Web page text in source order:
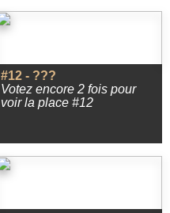
#12 - ???
Votez encore 2 fois pour
voir la place #12